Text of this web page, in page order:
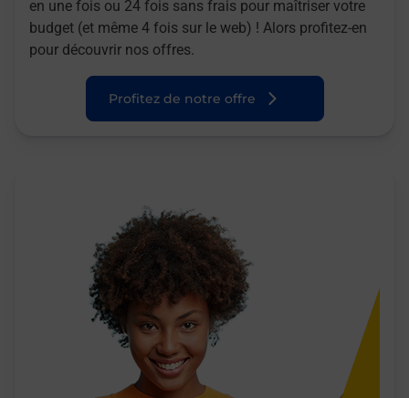
en une fois ou 24 fois sans frais pour maîtriser votre
budget (et même 4 fois sur le web) ! Alors profitez-en
pour découvrir nos offres.
Profitez de notre offre